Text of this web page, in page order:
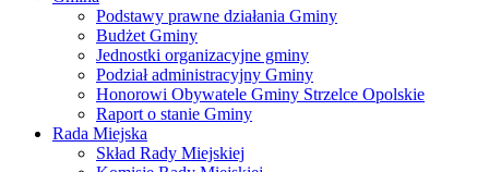
Podstawy prawne działania Gminy
Budżet Gminy
Jednostki organizacyjne gminy
Podział administracyjny Gminy
Honorowi Obywatele Gminy Strzelce Opolskie
Raport o stanie Gminy
Rada Miejska
Skład Rady Miejskiej